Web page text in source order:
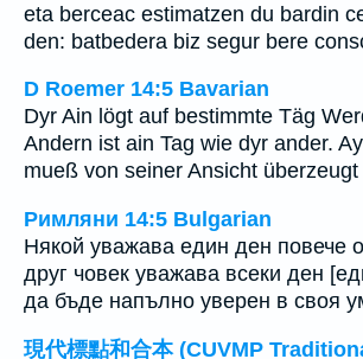
eta berceac estimatzen du bardin
den: batbedera biz segur bere
D Roemer 14:5 Bavarian
Dyr Ain lögt auf bestimmte Täg
Andern ist ain Tag wie dyr ander.
mueß von seiner Ansicht überzeugt
Римляни 14:5 Bulgarian
Някой уважава един ден повече
друг човек уважава всеки ден
да бъде напълно уверен в своя
現代標點和合本 (CUVMP